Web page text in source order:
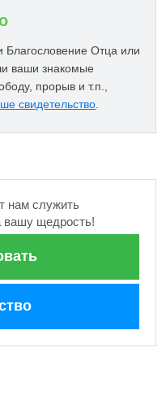
Благословение Отца или
ваши знакомые
прорыв и т.п.,
свидетельство.
нам служить
вашу щедрость!